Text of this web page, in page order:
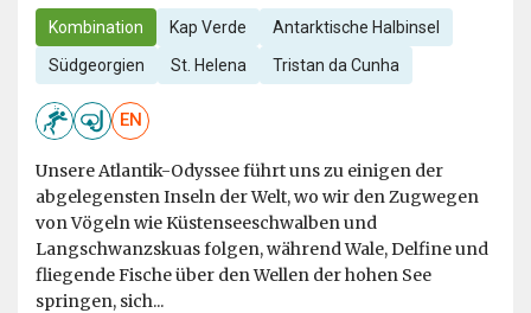
Kombination Kap Verde Antarktische Halbinsel
Südgeorgien St. Helena Tristan da Cunha
EN
Unsere Atlantik-Odyssee führt uns zu einigen der
abgelegensten Inseln der Welt, wo wir den Zugwegen
von Vögeln wie Küstenseeschwalben und
Langschwanzskuas folgen, während Wale, Delfine und
fliegende Fische über den Wellen der hohen See
springen, sich...